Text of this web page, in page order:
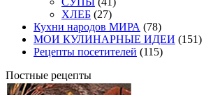
ХЛЕБ (27)
Кухни народов МИРА (78)
МОИ КУЛИНАРНЫЕ ИДЕИ (151)
Рецепты посетителей (115)
Постные рецепты